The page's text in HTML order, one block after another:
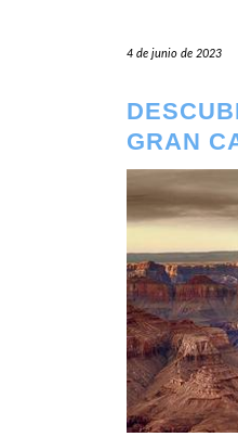
4 de junio de 2023
GRAN